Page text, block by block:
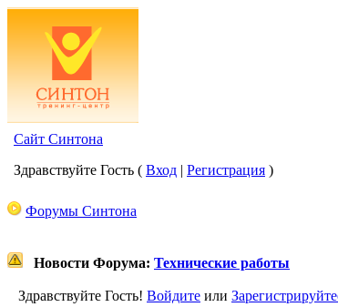
Сайт Синтона
Здравствуйте Гость ( Вход | Регистрация )
Форумы Синтона
Новости Форума: Технические работы
Здравствуйте Гость! Войдите или